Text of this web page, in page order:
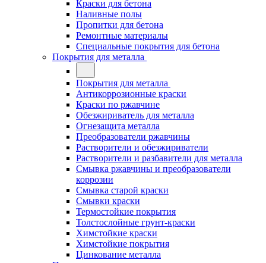
Краски для бетона
Наливные полы
Пропитки для бетона
Ремонтные материалы
Специальные покрытия для бетона
Покрытия для металла
Покрытия для металла
Антикоррозионные краски
Краски по ржавчине
Обезжириватель для металла
Огнезащита металла
Преобразователи ржавчины
Растворители и обезжириватели
Растворители и разбавители для металла
Смывка ржавчины и преобразователи
коррозии
Смывка старой краски
Смывки краски
Термостойкие покрытия
Толстослойные грунт-краски
Химстойкие краски
Химстойкие покрытия
Цинкование металла